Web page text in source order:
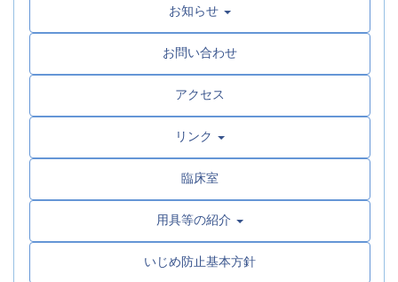
お知らせ
お問い合わせ
アクセス
リンク
臨床室
用具等の紹介
いじめ防止基本方針